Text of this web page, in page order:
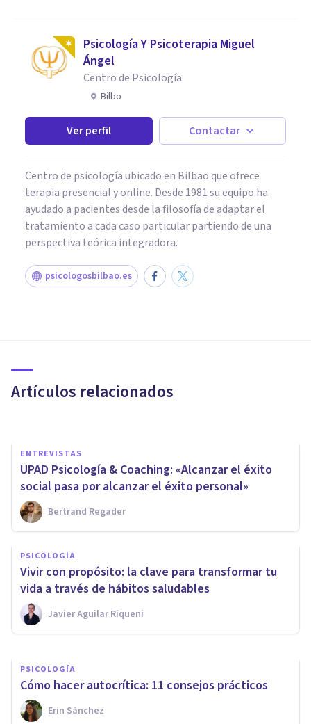
Psicología Y Psicoterapia Miguel
Ángel
Centro de Psicología
Bilbo
Ver perfil Contactar
Centro de psicología ubicado en Bilbao que ofrece
terapia presencial y online. Desde 1981 su equipo ha
ayudado a pacientes desde la filosofía de adaptar el
tratamiento a cada caso particular partiendo de una
perspectiva teórica integradora.
psicologosbilbao.es
Artículos relacionados
ausencia de su padre?
ENTREVISTAS
UPAD Psicología & Coaching: «Alcanzar el éxito
social pasa por alcanzar el éxito personal»
Bertrand Regader
PSICOLOGÍA
Vivir con propósito: la clave para transformar tu
vida a través de hábitos saludables
Javier Aguilar Riqueni
PSICOLOGÍA
​El Modelo Transteórico del
Cambio de Prochaska y
Diclemente
Jonathan García-Allen
PSICOLOGÍA
Cómo hacer autocrítica: 11 consejos prácticos
Erin Sánchez